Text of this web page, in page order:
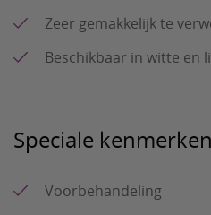
Zeer gemakkelijk te
Beschikbaar in witte en
Speciale kenmerken
Voorbehandeling